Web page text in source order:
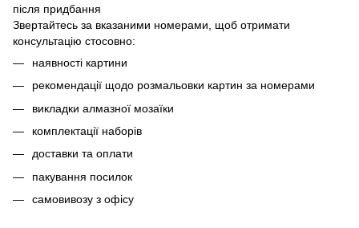
після придбання
Звертайтесь за вказаними номерами, щоб отримати
консультацію стосовно:
наявності картини
рекомендації щодо розмальовки картин за номерами
викладки алмазної мозаїки
комплектації наборів
доставки та оплати
пакування посилок
самовивозу з офісу